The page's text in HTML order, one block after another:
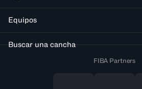
Equipos
Buscar una cancha
FIBA Partners